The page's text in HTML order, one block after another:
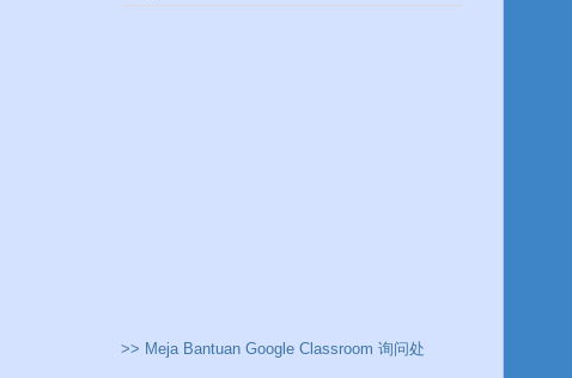
>> Meja Bantuan Google Classroom 询问处